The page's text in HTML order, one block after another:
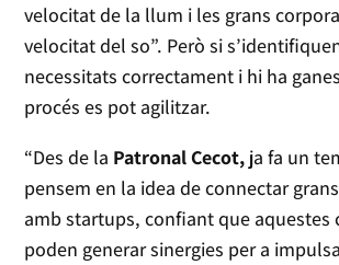
velocitat de la llum i les grans
velocitat del so”. Però si
necessitats correctament i hi ha
procés es pot agilitzar.
“Des de la Patronal Cecot, ja fa un
pensem en la idea de connectar
amb startups, confiant que aquestes
poden generar sinergies per a